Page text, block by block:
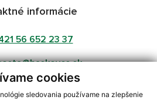
cookies
sledovania používame na zlepšenie
informácie
56 652 23 37